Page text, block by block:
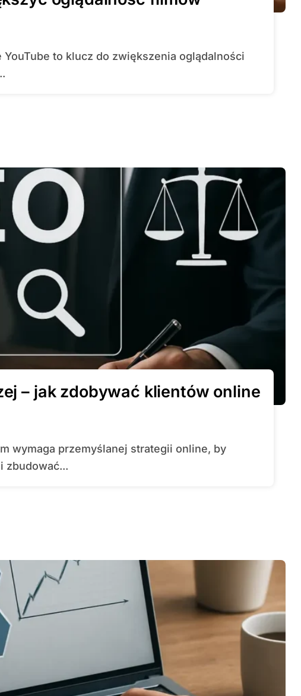
– jak zdobywać klientów online
zbudować...